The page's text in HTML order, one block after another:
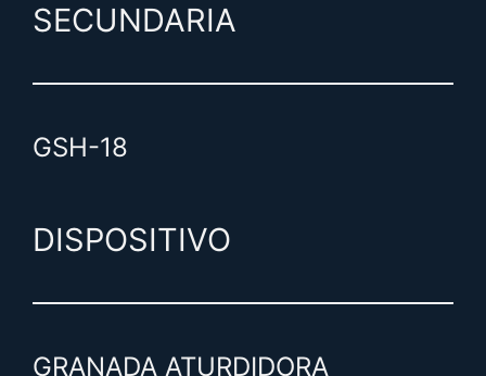
SECUNDARIA
GSH-18
DISPOSITIVO
GRANADA ATURDIDORA